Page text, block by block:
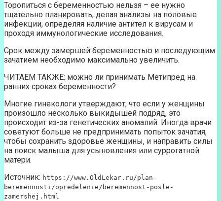
Торопиться с беременностью нельзя – ее нужно
тщательно планировать, делая анализы на половые
инфекции, определяя наличие антител к вирусам и
проходя иммунологические исследования.
Срок между замершей беременностью и последующим
зачатием необходимо максимально увеличить.
ЧИТАЕМ ТАКЖЕ: можно ли принимать Метипред на
ранних сроках беременности?
Многие гинекологи утверждают, что если у женщины
произошло несколько выкидышей подряд, это
происходит из-за генетических аномалий. Иногда врачи
советуют больше не предпринимать попыток зачатия,
чтобы сохранить здоровье женщины, и направить силы
на поиск малыша для усыновления или суррогатной
матери.
Источник: https://www.OldLekar.ru/plan-
beremennosti/opredelenie/beremennost-posle-
zamershej.html